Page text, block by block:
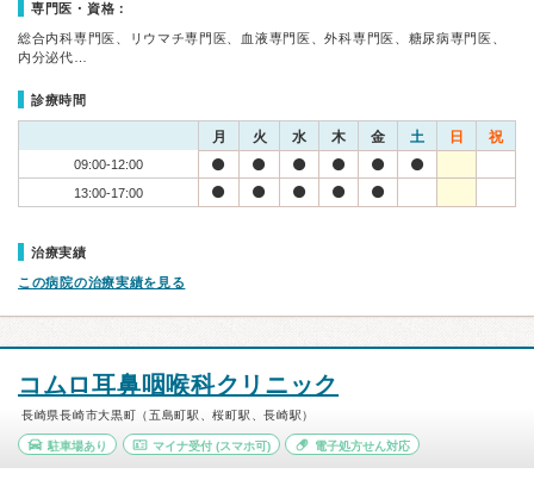
専門医・資格：
総合内科専門医、リウマチ専門医、血液専門医、外科専門医、糖尿病専門医、
内分泌代…
診療時間
月 火 水 木 金 土 日 祝
09:00-12:00
13:00-17:00
治療実績
この病院の治療実績を見る
コムロ耳鼻咽喉科クリニック
長崎県長崎市大黒町（五島町駅、桜町駅、長崎駅）
駐車場あり マイナ受付(スマホ可) 電子処方せん対応